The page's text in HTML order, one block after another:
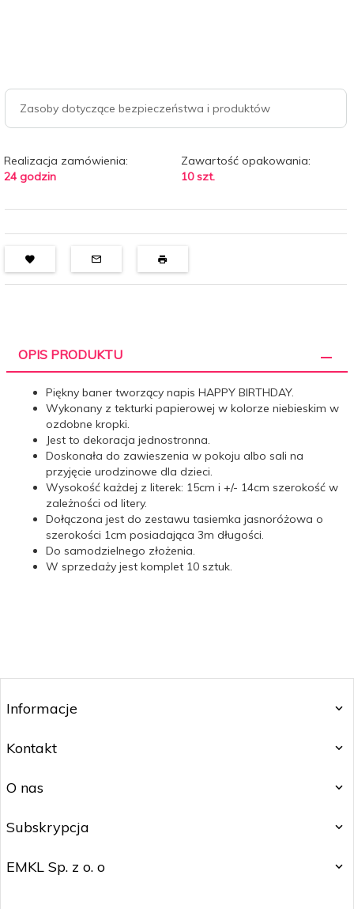
Zasoby dotyczące bezpieczeństwa i produktów
Realizacja zamówienia:
24 godzin
Zawartość opakowania:
10 szt.
OPIS PRODUKTU
Piękny baner tworzący napis HAPPY BIRTHDAY.
Wykonany z tekturki papierowej w kolorze niebieskim w
ozdobne kropki.
Jest to dekoracja jednostronna.
Doskonała do zawieszenia w pokoju albo sali na
przyjęcie urodzinowe dla dzieci.
Wysokość każdej z literek: 15cm i +/- 14cm szerokość w
zależności od litery.
Dołączona jest do zestawu tasiemka jasnoróżowa o
szerokości 1cm posiadająca 3m długości.
Do samodzielnego złożenia.
W sprzedaży jest komplet 10 sztuk.
Informacje
Kontakt
O nas
Subskrypcja
EMKL Sp. z o. o